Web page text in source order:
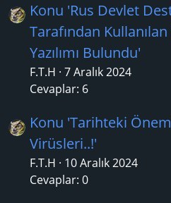
Konu 'Rus Devlet
Tarafından
Yazılımı Bulundu'
F.T.H 7 Aralık 2024
Cevaplar: 6
Konu 'Tarihteki
Virüsleri..!'
F.T.H
10 Aralık 2024
Cevaplar: 0